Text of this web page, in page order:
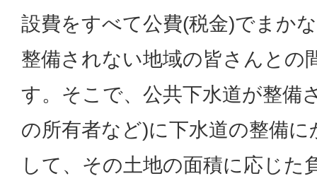
設費をすべて公費(税金)でまか
整備されない地域の皆さんとの
す。そこで、公共下水道が整備
の所有者など)に下水道の整備
して、その土地の面積に応じた